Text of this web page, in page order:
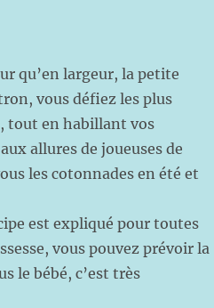
qu’en largeur, la petite
vous défiez les plus
tout en habillant vos
allures de joueuses de
les cotonnades en été et
est expliqué pour toutes
vous pouvez prévoir la
le bébé, c’est très